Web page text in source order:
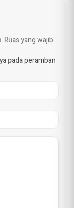
Ruas yang wajib
pada peramban